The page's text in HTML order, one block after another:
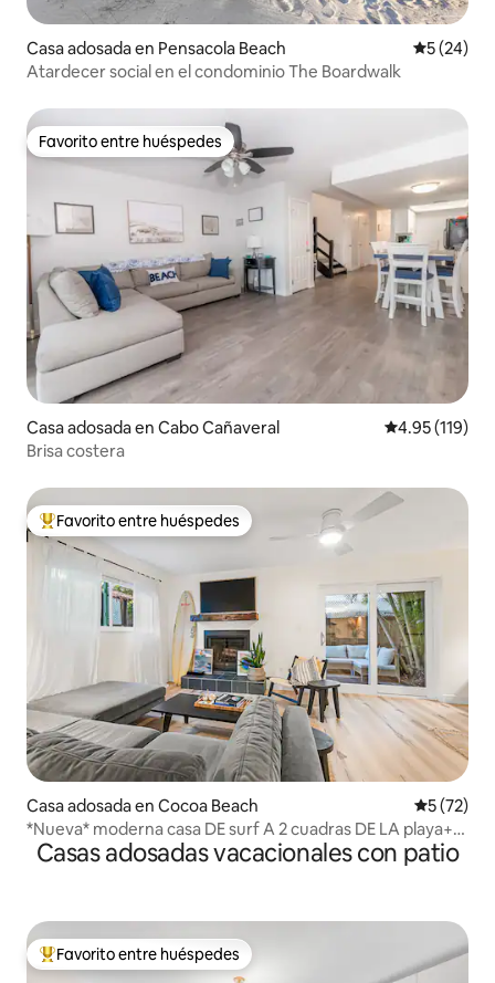
Casa adosada en Pensacola Beach
5 (24)
Atardecer social en el condominio The Boardwalk
Favorito entre huéspedes
Favorito entre huéspedes
Casa adosada en Cabo Cañaveral Calificación
4.95 (119)
Brisa costera
Favorito entre huéspedes preferido
Favorito entre huéspedes
Casa adosada en Cocoa Beach
5 (72)
*Nueva* moderna casa DE surf A 2 cuadras DE LA playa+
EL centro DE LA ciudad
Casas adosadas vacacionales con patio
Favorito entre huéspedes preferido
Favorito entre huéspedes